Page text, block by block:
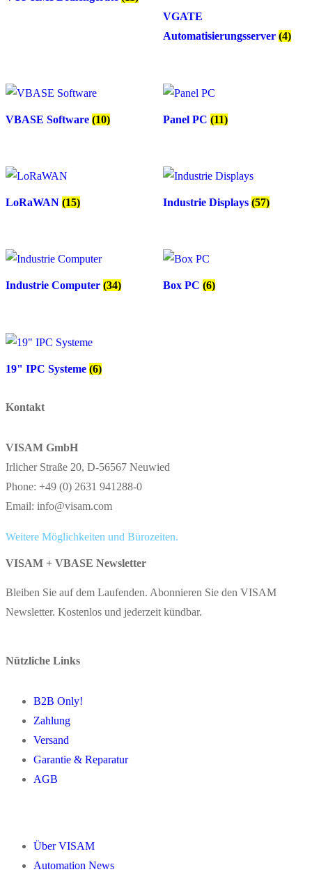
VGATE
Automatisierungsserver (4)
VBASE Software (10) Panel PC (11)
LoRaWAN (15) Industrie Displays (57)
Industrie Computer (34) Box PC (6)
19" IPC Systeme (6)
Kontakt
VISAM GmbH
Irlicher Straße 20, D-56567 Neuwied
Phone: +49 (0) 2631 941288-0
Email: info@visam.com
Weitere Möglichkeiten und Bürozeiten.
VISAM + VBASE Newsletter
Bleiben Sie auf dem Laufenden. Abonnieren Sie den VISAM
Newsletter. Kostenlos und jederzeit kündbar.
Nützliche Links
B2B Only!
Zahlung
Versand
Garantie & Reparatur
AGB
Über VISAM
Automation News